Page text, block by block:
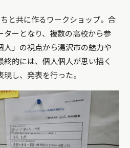
と共に作るワークショップ。合
ターとなり、複数の高校から参
人」の視点から湯沢市の魅力や
的には、個人個人が思い描く
し、発表を行った。